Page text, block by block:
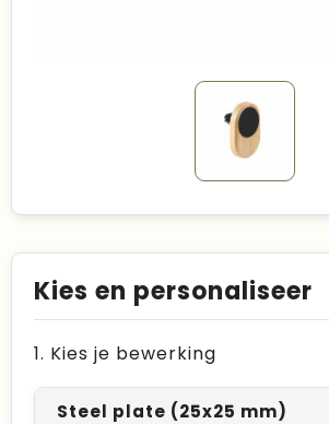
Kies en personaliseer
1. Kies je bewerking
Steel plate (25x25 mm)